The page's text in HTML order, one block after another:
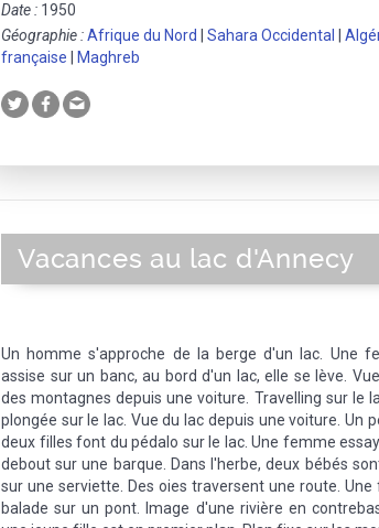
Date : 1950
Géographie :Afrique du Nord Sahara Occidental
française
Maghreb
Vacances au lac d'Annecy
Un homme s'approche de la berge d'un lac. Une
assise sur un banc, au bord d'un lac, elle se lève.
des montagnes depuis une voiture. Travelling sur le
plongée sur le lac. Vue du lac depuis une voiture. Un
deux filles font du pédalo sur le lac. Une femme
debout sur une barque. Dans l'herbe, deux bébés
sur une serviette. Des oies traversent une route. Une
balade sur un pont. Image d'une rivière en